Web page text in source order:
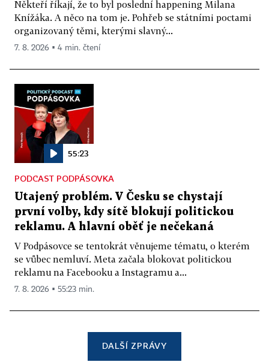
Někteří říkají, že to byl poslední happening Milana
Knížáka. A něco na tom je. Pohřeb se státními poctami
organizovaný těmi, kterými slavný...
7. 8. 2026 ▪ 4 min. čtení
55:23
PODCAST PODPÁSOVKA
Utajený problém. V Česku se chystají
první volby, kdy sítě blokují politickou
reklamu. A hlavní oběť je nečekaná
V Podpásovce se tentokrát věnujeme tématu, o kterém
se vůbec nemluví. Meta začala blokovat politickou
reklamu na Facebooku a Instagramu a...
7. 8. 2026 ▪ 55:23 min.
DALŠÍ ZPRÁVY